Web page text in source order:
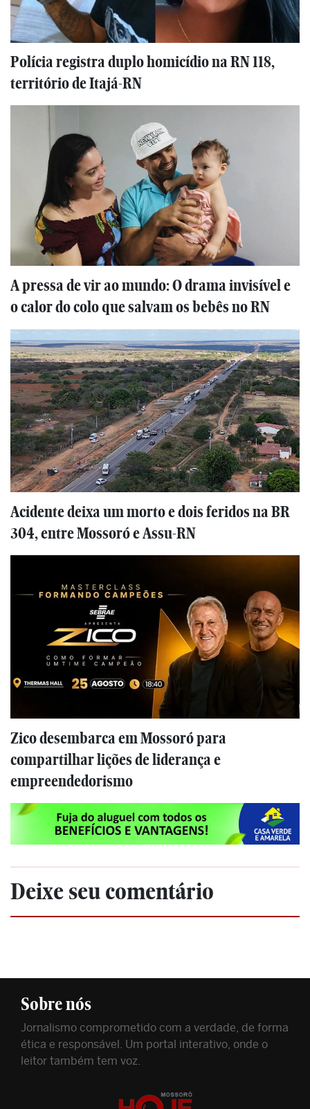
Polícia registra duplo homicídio na RN 118,
território de Itajá-RN
A pressa de vir ao mundo: O drama invisível e
o calor do colo que salvam os bebês no RN
Acidente deixa um morto e dois feridos na BR
304, entre Mossoró e Assu-RN
Zico desembarca em Mossoró para
compartilhar lições de liderança e
empreendedorismo
Deixe seu comentário
Sobre nós
Jornalismo comprometido com a verdade, de forma
ética e responsável. Um portal interativo, onde o
leitor também tem voz.